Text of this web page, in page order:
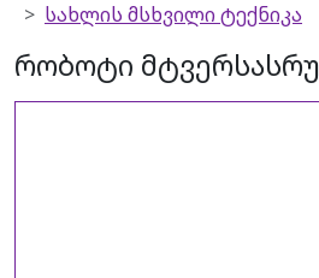
სახლის მსხვილი ტექნიკა
რობოტი